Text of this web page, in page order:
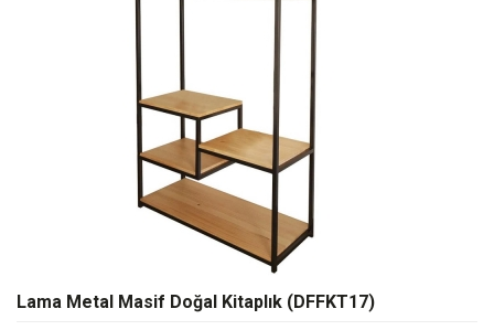
Lama Metal Masif Doğal Kitaplık (DFFKT17)